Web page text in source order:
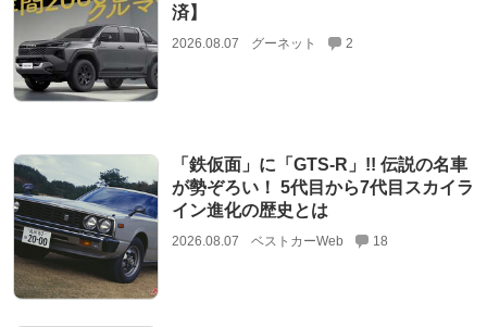
済】
2026.08.07 グーネット 2
「鉄仮面」に「GTS-R」!! 伝説の名車
が勢ぞろい！ 5代目から7代目スカイラ
イン進化の歴史とは
2026.08.07 ベストカーWeb 18